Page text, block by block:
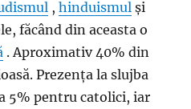
,hinduismul și
făcând din aceasta o
. Aproximativ 40% din
Prezența la slujba
5% pentru catolici, iar